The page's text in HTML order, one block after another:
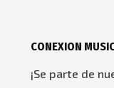
CONEXION
¡Se parte de